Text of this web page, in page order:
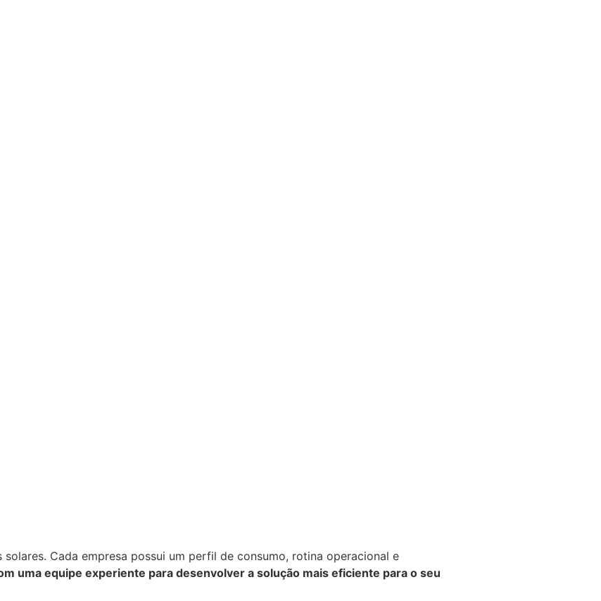
Cada empresa possui um perfil de consumo, rotina operacional e
uma equipe experiente para desenvolver a solução mais eficiente para o seu